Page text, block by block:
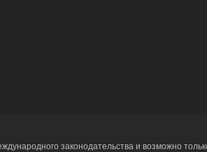
законодательства и возможно